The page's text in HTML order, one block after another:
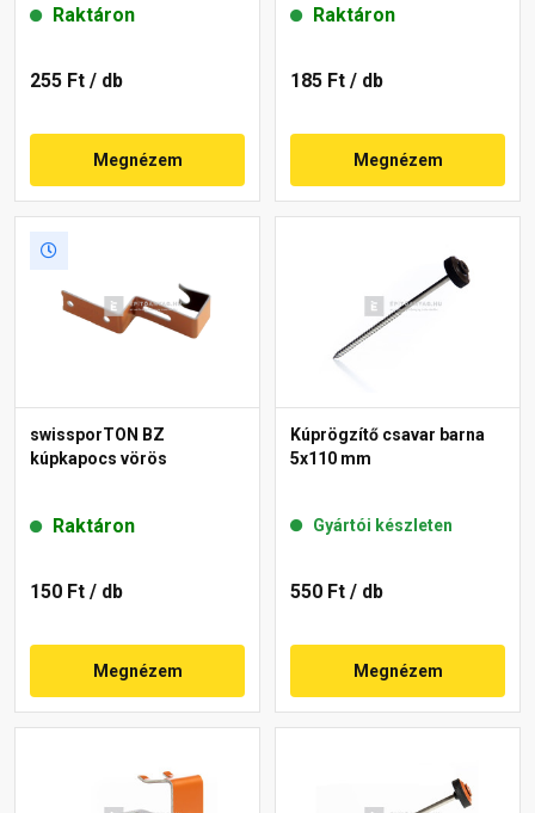
Raktáron
255 Ft / db
Megnézem
Raktáron
185 Ft / db
Megnézem
swissporTON BZ
kúpkapocs vörös
Raktáron
150 Ft / db
Megnézem
Kúprögzítő csavar barna
5x110 mm
Gyártói készleten
550 Ft / db
Megnézem